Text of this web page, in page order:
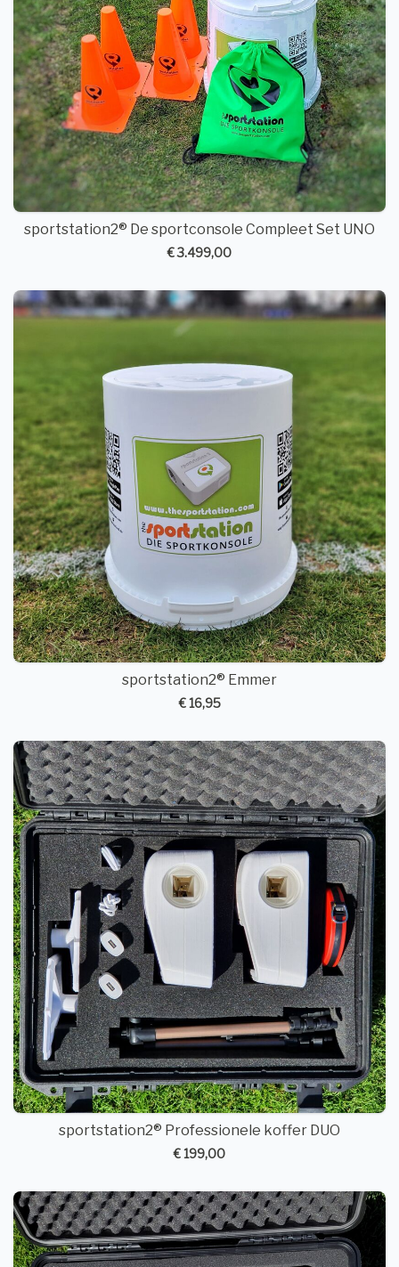
sportstation2® De sportconsole Compleet Set UNO
€ 3.499,00
sportstation2® Emmer
€ 16,95
sportstation2® Professionele koffer DUO
€ 199,00